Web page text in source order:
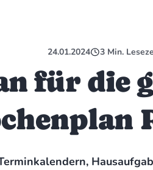
24.01.2024 3 Min.
für die